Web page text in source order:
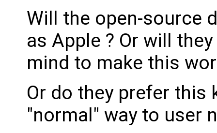
Will the open-source
as Apple ? Or will
mind to make this
Or do they prefer this
"normal" way to user